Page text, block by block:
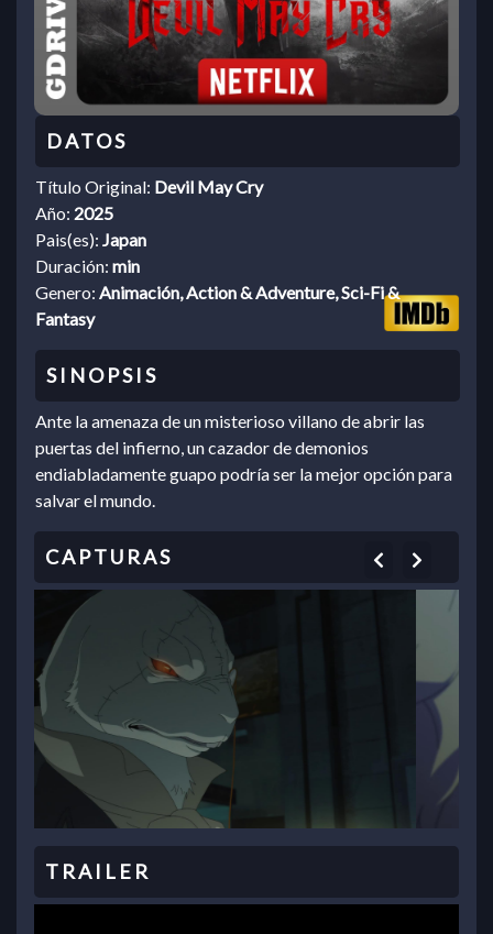
Título Original: Devil May Cry
Año: 2025
Pais(es): Japan
Duración: min
Genero: Animación, Action & Adventure, Sci-Fi &
Fantasy
Ante la amenaza de un misterioso villano de abrir las
puertas del infierno, un cazador de demonios
endiabladamente guapo podría ser la mejor opción para
salvar el mundo.
Previous